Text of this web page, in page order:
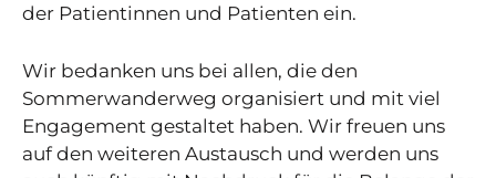
der Patientinnen und Patienten ein.
Wir bedanken uns bei allen, die den
Sommerwanderweg organisiert und mit viel
Engagement gestaltet haben. Wir freuen uns
auf den weiteren Austausch und werden uns